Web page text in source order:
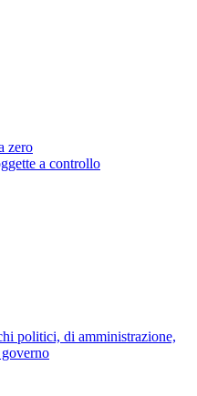
zero
a controllo
politici, di amministrazione,